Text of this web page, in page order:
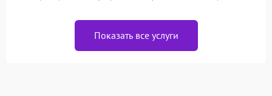
Показать все услуги